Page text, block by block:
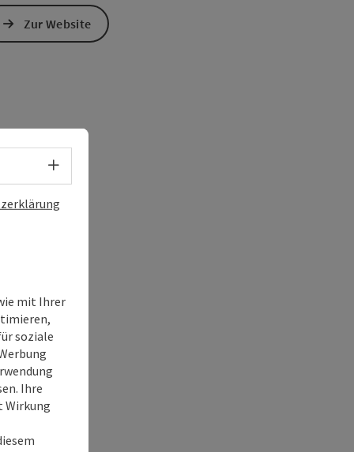
Zur Website
Sprachwahl - Menü öffnen
mit Ihrer
soziale
Ihre
Wirkung